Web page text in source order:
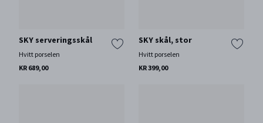
SKY serveringsskål
Hvitt porselen
KR 689,00
SKY skål, stor
Hvitt porselen
KR 399,00